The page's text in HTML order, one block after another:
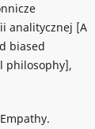
analitycznej [A
biased
philosophy],